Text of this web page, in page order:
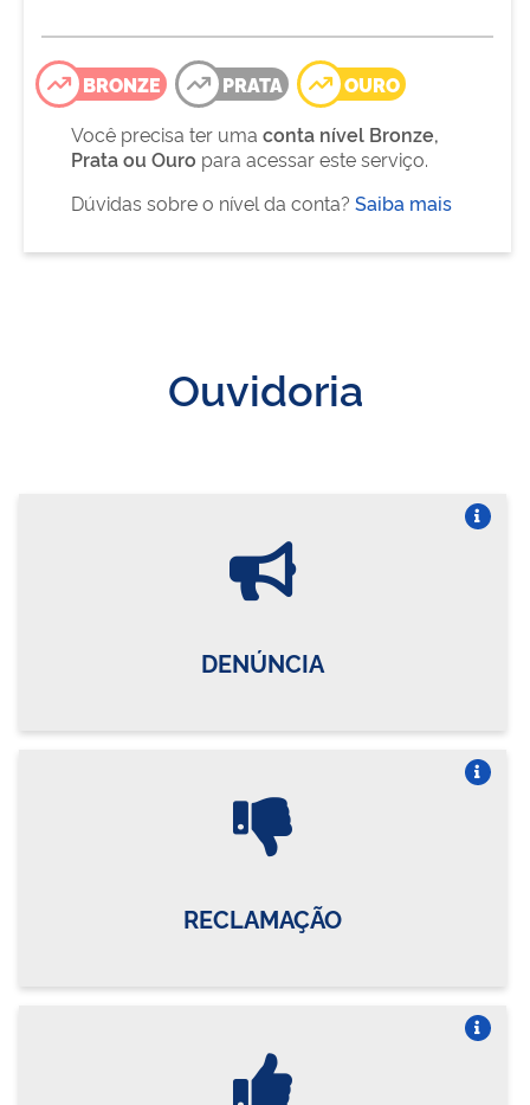
BRONZE PRATA
OURO
Você precisa ter uma conta nível Bronze,
Prata ou Ouro para acessar este serviço.
Dúvidas sobre o nível da conta? Saiba mais
Ouvidoria
DENÚNCIA
RECLAMAÇÃO